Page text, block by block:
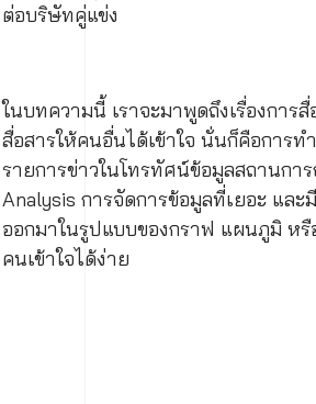
ต่อบริษัทคู่แข่ง
ในบทความนี้ เราจะมาพูดถึงเรื่องการ
สื่อสารให้คนอื่นได้เข้าใจ นั่นก็คือการ
รายการข่าวในโทรทัศน์ข้อมูลสถานกา
Analysis การจัดการข้อมูลที่เยอะ แล
ออกมาในรูปแบบของกราฟ แผนภูมิ ห
คนเข้าใจได้ง่าย